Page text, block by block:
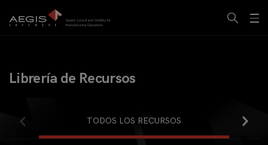
Librería de Recursos
TODOS LOS RECURSOS